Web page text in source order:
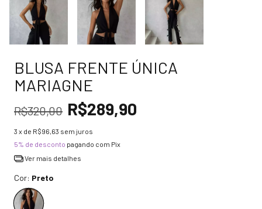
BLUSA FRENTE ÚNICA
MARIAGNE
R$320,00 R$289,90
3 x de R$96,63 sem juros
5% de desconto pagando com Pix
Ver mais detalhes
Cor: Preto